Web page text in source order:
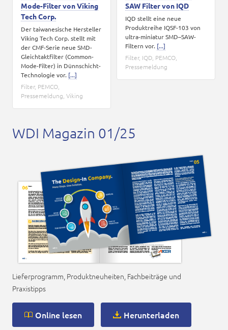
Mode-Filter von Viking
Tech Corp.
Der taiwanesische Hersteller
Viking Tech Corp. stellt mit
der CMF-Serie neue SMD-
Gleichtaktfilter (Common-
Mode-Filter) in Dünnschicht-
Technologie vor. [...]
Filter, PEMCO
Pressemeldung Viking
SAW Filter von IQD
IQD stellt eine neue
Produktreihe IQSF-103 von
ultra-miniatur SMD–SAW-
Filtern vor. [...]
Filter, IQD PEMCO
Pressemeldung
WDI Magazin 01/25
Lieferprogramm, Produktneuheiten, Fachbeiträge und
Praxistipps
Online lesen Herunterladen